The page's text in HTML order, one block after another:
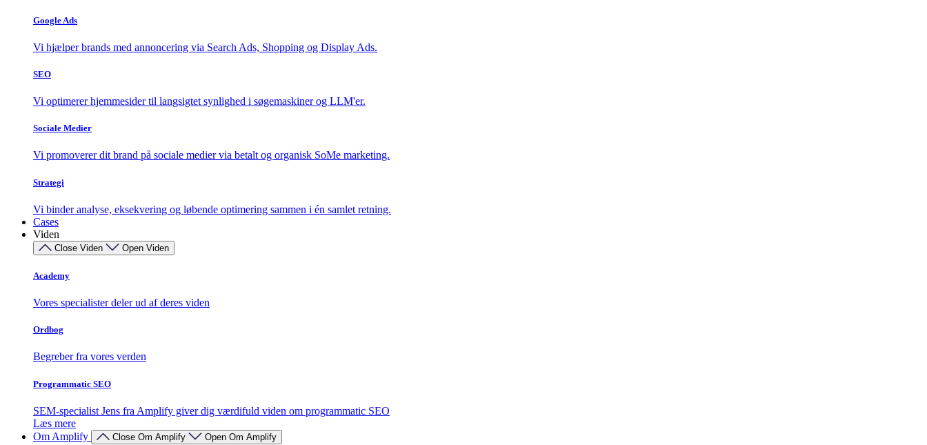
Google Ads
Vi hjælper brands med annoncering via Search Ads, Shopping og Display Ads.
SEO
Vi optimerer hjemmesider til langsigtet synlighed i søgemaskiner og LLM'er.
Sociale Medier
Vi promoverer dit brand på sociale medier via betalt og organisk SoMe marketing.
Strategi
Vi binder analyse, eksekvering og løbende optimering sammen i én samlet retning.
Cases
Viden
Close Viden Open Viden
Academy
Vores specialister deler ud af deres viden
Ordbog
Begreber fra vores verden
Programmatic SEO
SEM-specialist Jens fra Amplify giver dig værdifuld viden om programmatic SEO
Læs mere
Om Amplify
Close Om Amplify Open Om Amplify